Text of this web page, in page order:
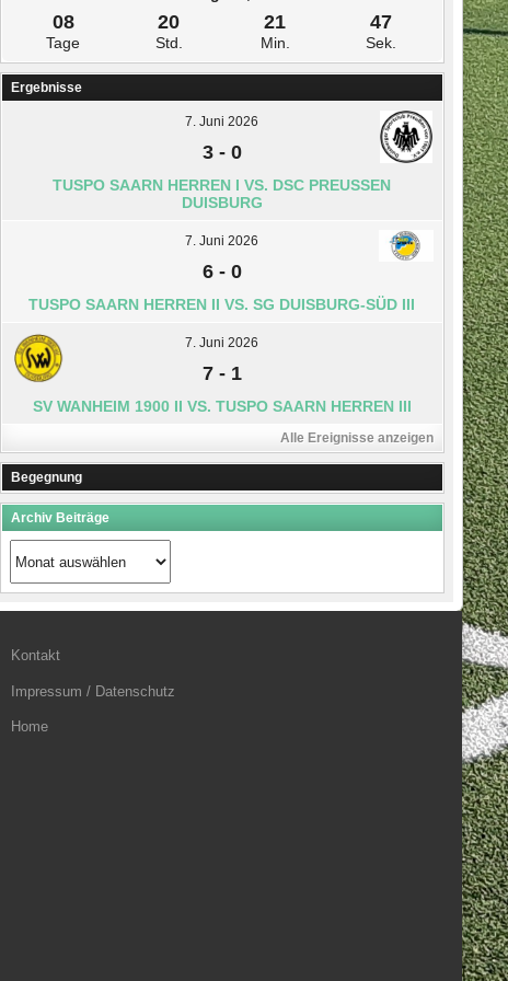
08
Tage
20
Std.
21
Min.
46
Sek.
Ergebnisse
7. Juni 2026
3- 0
TUSPO SAARN HERREN I VS. DSC PREUSSEN D
UISBURG
7. Juni 2026
6- 0
TUSPO SAARN HERREN II VS. SG DUISBURG-SÜD III
7. Juni 2026
7- 1
SV WANHEIM 1900 II VS. TUSPO SAARN HERREN III
Alle Ereignisse anzeigen
Begegnung
Archiv Beiträge
Archiv
Beiträge
Kontakt
Impressum / Datenschutz
Home